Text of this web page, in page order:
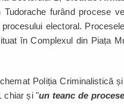
furând procese
electoral.
în Complexul din Piața
Poliția Criminalistică
chiar și "un teanc de